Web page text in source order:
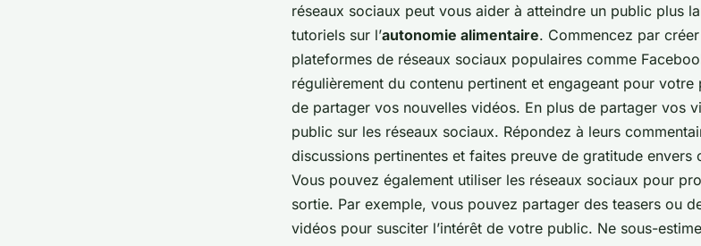
réseaux sociaux peut vous aider à atteindre un public plus
tutoriels sur l’autonomie alimentaire. Commencez par
plateformes de réseaux sociaux populaires comme
régulièrement du contenu pertinent et engageant pour votre
de partager vos nouvelles vidéos. En plus de partager vos
public sur les réseaux sociaux. Répondez à leurs
discussions pertinentes et faites preuve de gratitude
Vous pouvez également utiliser les réseaux sociaux pour
sortie. Par exemple, vous pouvez partager des teasers ou
vidéos pour susciter l’intérêt de votre public. Ne sous-